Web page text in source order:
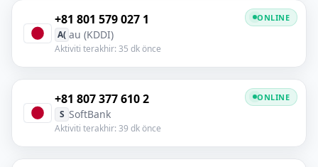
+81 801 579 027 1
A( au (KDDI)
Aktiviti terakhir: 35 dk önce
ONLINE
+81 807 377 610 2
S SoftBank
Aktiviti terakhir: 39 dk önce
ONLINE